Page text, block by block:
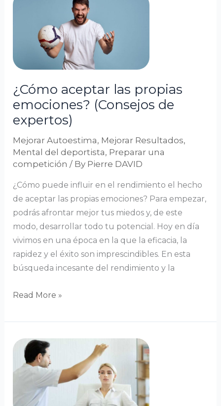
¿Cómo aceptar las propias
emociones? (Consejos de
expertos)
Mejorar Autoestima, Mejorar Resultados,
Mental del deportista, Preparar una
competición / By Pierre DAVID
¿Cómo puede influir en el rendimiento el hecho
de aceptar las propias emociones? Para empezar,
podrás afrontar mejor tus miedos y, de este
modo, desarrollar todo tu potencial. Hoy en día
vivimos en una época en la que la eficacia, la
rapidez y el éxito son imprescindibles. En esta
búsqueda incesante del rendimiento y la
propias
emociones?
(Consejos
expertos)
Read More »
¿Es
hipnosis
técnica